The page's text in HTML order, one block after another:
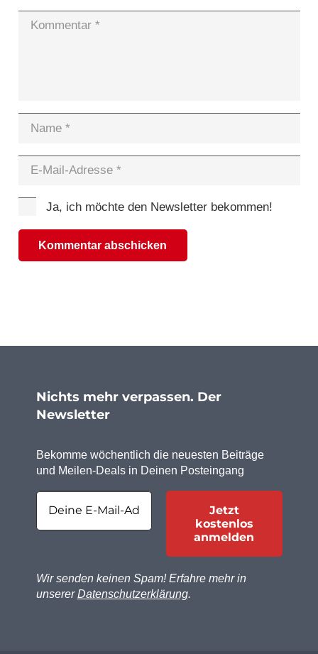
Ja, ich möchte den Newsletter bekommen!
Kommentar abschicken
Nichts mehr verpassen. Der
Newsletter
Bekomme wöchentlich die neuesten Beiträge
und Meilen-Deals in Deinen Posteingang
Wir senden keinen Spam! Erfahre mehr in
unsererDatenschutzerklärung.